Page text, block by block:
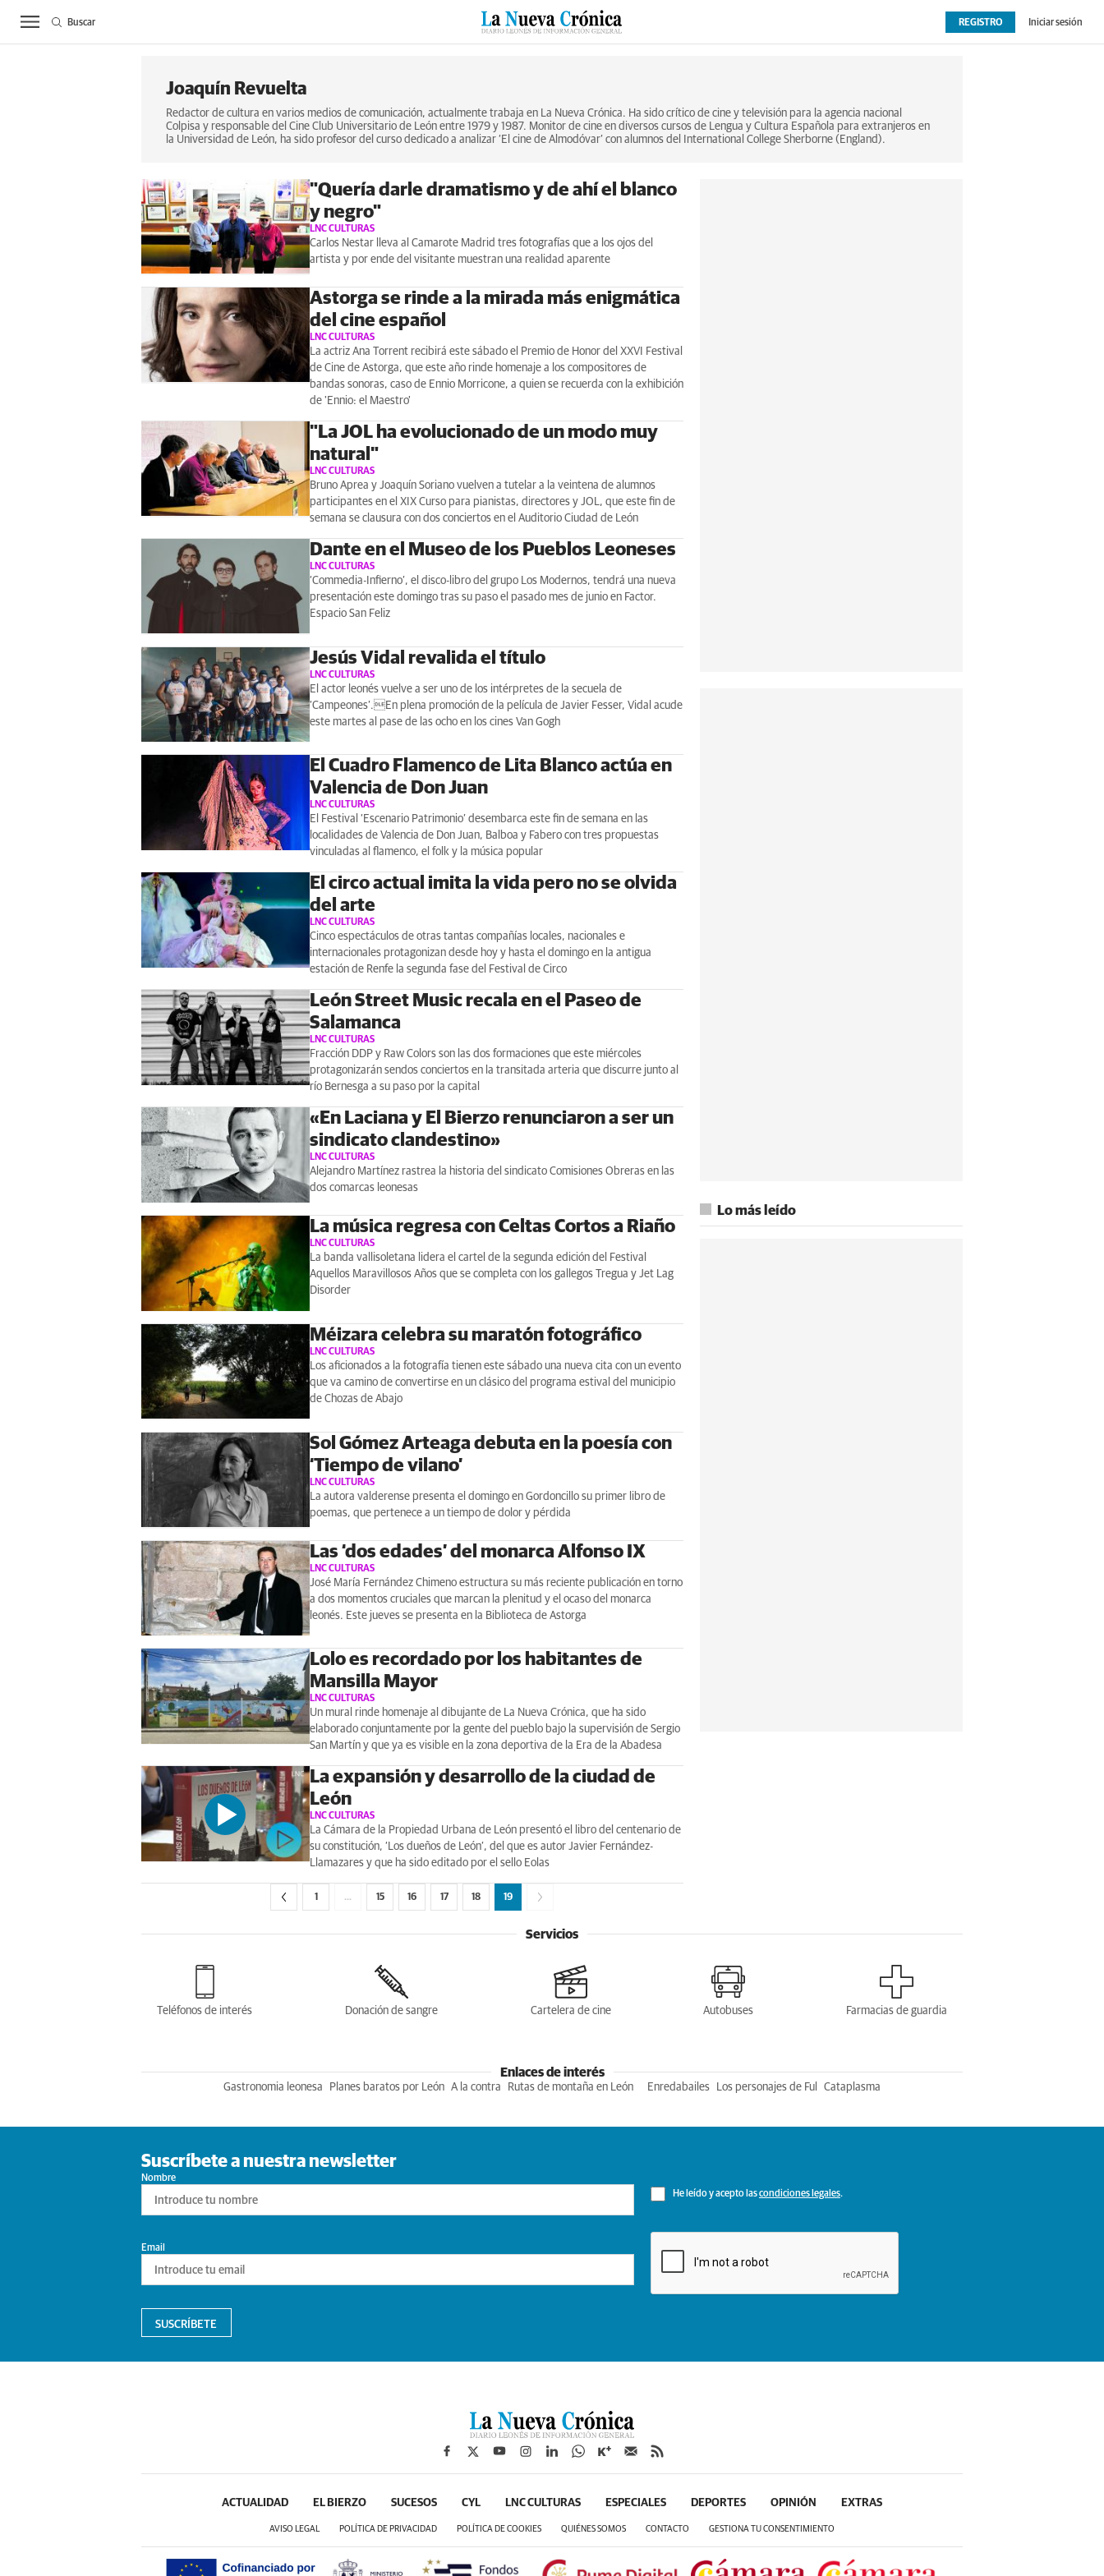
ACTUALIDAD BIERZO SUCESOS CULTURAS ESPECIALES DEPORTES OPINIÓN EXTRAS
REGISTRO Iniciar sesión
Buscar
Joaquín Revuelta
Redactor de cultura en varios medios de comunicación, actualmente trabaja en La Nueva Crónica. Ha sido crítico de cine y televisión para la agencia nacional
Colpisa y responsable del Cine Club Universitario de León entre 1979 y 1987. Monitor de cine en diversos cursos de Lengua y Cultura Española para extranjeros en
la Universidad de León, ha sido profesor del curso dedicado a analizar ‘El cine de Almodóvar’ con alumnos del International College Sherborne (England).
"Quería darle dramatismo y de ahí el blanco
y negro"
LNC CULTURAS
Carlos Nestar lleva al Camarote Madrid tres fotografías que a los ojos del
artista y por ende del visitante muestran una realidad aparente
Astorga se rinde a la mirada más enigmática
del cine español
LNC CULTURAS
La actriz Ana Torrent recibirá este sábado el Premio de Honor del XXVI Festival
de Cine de Astorga, que este año rinde homenaje a los compositores de
bandas sonoras, caso de Ennio Morricone, a quien se recuerda con la exhibición
de 'Ennio: el Maestro'
"La JOL ha evolucionado de un modo muy
natural"
LNC CULTURAS
Bruno Aprea y Joaquín Soriano vuelven a tutelar a la veintena de alumnos
participantes en el XIX Curso para pianistas, directores y JOL, que este fin de
semana se clausura con dos conciertos en el Auditorio Ciudad de León
Dante en el Museo de los Pueblos Leoneses
LNC CULTURAS
‘Commedia-Infierno’, el disco-libro del grupo Los Modernos, tendrá una nueva
presentación este domingo tras su paso el pasado mes de junio en Factor.
Espacio San Feliz
Jesús Vidal revalida el título
LNC CULTURAS
El actor leonés vuelve a ser uno de los intérpretes de la secuela de
‘Campeones’.En plena promoción de la película de Javier Fesser, Vidal acude
este martes al pase de las ocho en los cines Van Gogh
El Cuadro Flamenco de Lita Blanco actúa en
Valencia de Don Juan
LNC CULTURAS
El Festival ‘Escenario Patrimonio’ desembarca este fin de semana en las
localidades de Valencia de Don Juan, Balboa y Fabero con tres propuestas
vinculadas al flamenco, el folk y la música popular
El circo actual imita la vida pero no se olvida
del arte
LNC CULTURAS
Cinco espectáculos de otras tantas compañías locales, nacionales e
internacionales protagonizan desde hoy y hasta el domingo en la antigua
estación de Renfe la segunda fase del Festival de Circo
León Street Music recala en el Paseo de
Salamanca
LNC CULTURAS
Fracción DDP y Raw Colors son las dos formaciones que este miércoles
protagonizarán sendos conciertos en la transitada arteria que discurre junto al
río Bernesga a su paso por la capital
«En Laciana y El Bierzo renunciaron a ser un
sindicato clandestino»
LNC CULTURAS
Alejandro Martínez rastrea la historia del sindicato Comisiones Obreras en las
dos comarcas leonesas
La música regresa con Celtas Cortos a Riaño
LNC CULTURAS
La banda vallisoletana lidera el cartel de la segunda edición del Festival
Aquellos Maravillosos Años que se completa con los gallegos Tregua y Jet Lag
Disorder
Méizara celebra su maratón fotográfico
LNC CULTURAS
Los aficionados a la fotografía tienen este sábado una nueva cita con un evento
que va camino de convertirse en un clásico del programa estival del municipio
de Chozas de Abajo
Sol Gómez Arteaga debuta en la poesía con
‘Tiempo de vilano’
LNC CULTURAS
La autora valderense presenta el domingo en Gordoncillo su primer libro de
poemas, que pertenece a un tiempo de dolor y pérdida
Las ‘dos edades’ del monarca Alfonso IX
LNC CULTURAS
José María Fernández Chimeno estructura su más reciente publicación en torno
a dos momentos cruciales que marcan la plenitud y el ocaso del monarca
leonés. Este jueves se presenta en la Biblioteca de Astorga
Lolo es recordado por los habitantes de
Mansilla Mayor
LNC CULTURAS
Un mural rinde homenaje al dibujante de La Nueva Crónica, que ha sido
elaborado conjuntamente por la gente del pueblo bajo la supervisión de Sergio
San Martín y que ya es visible en la zona deportiva de la Era de la Abadesa
La expansión y desarrollo de la ciudad de
León
LNC CULTURAS
La Cámara de la Propiedad Urbana de León presentó el libro del centenario de
su constitución, ‘Los dueños de León’, del que es autor Javier Fernández-
Llamazares y que ha sido editado por el sello Eolas
1 … 15 16 17 18 19
Lo más leído
Servicios
Teléfonos de interés Donación de sangre Cartelera de cine Autobuses Farmacias de guardia
Enlaces de interés
Gastronomia leonesa Planes baratos por León A la contra Rutas de montaña en León Enredabailes Los personajes de Ful Cataplasma
Suscríbete a nuestra newsletter
Nombre
He leído y acepto lascondiciones legales.
Email
SUSCRÍBETE
ACTUALIDAD EL BIERZO SUCESOS CYL LNC CULTURAS ESPECIALES DEPORTES OPINIÓN EXTRAS
AVISO LEGAL POLÍTICA DE PRIVACIDAD POLÍTICA DE COOKIES QUIÉNES SOMOS CONTACTO GESTIONA TU CONSENTIMIENTO